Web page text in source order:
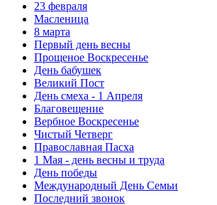
23 февраля
Масленица
8 марта
Первый день весны
Прощеное Воскресенье
День бабушек
Великий Пост
День смеха - 1 Апреля
Благовещение
Вербное Воскресенье
Чистый Четверг
Православная Пасха
1 Мая - день весны и труда
День победы
Международный День Семьи
Последний звонок